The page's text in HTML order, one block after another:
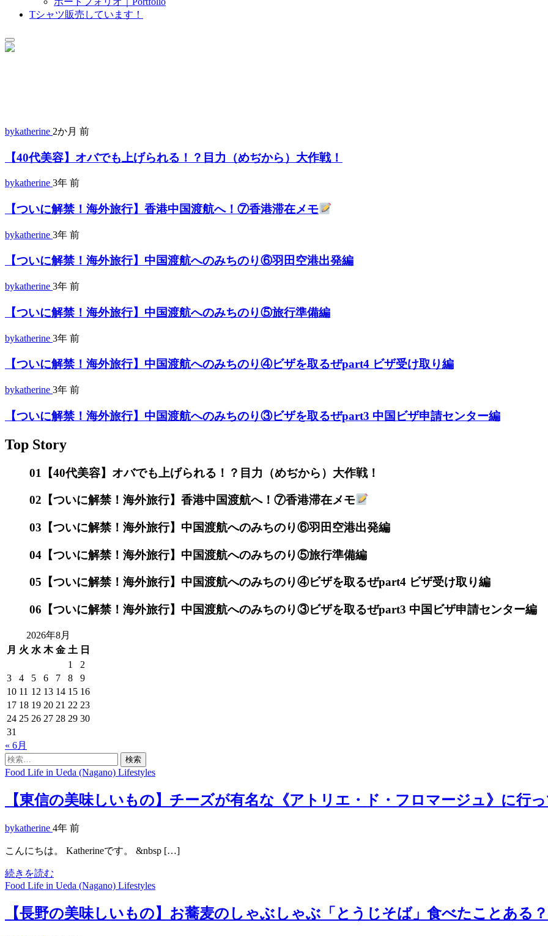
sub
menu
Tシャツ販売しています！
bykatherine 2か月 前
【40代美容】オバでも上げられる！？目力（めぢから）大作戦！
bykatherine 3年 前
【ついに解禁！海外旅行】香港中国渡航へ！⑦香港滞在メモ
bykatherine 3年 前
【ついに解禁！海外旅行】中国渡航へのみちのり⑥羽田空港出発編
bykatherine 3年 前
【ついに解禁！海外旅行】中国渡航へのみちのり⑤旅行準備編
bykatherine 3年 前
【ついに解禁！海外旅行】中国渡航へのみちのり④ビザを取るぜpart4 ビザ受け取り編
bykatherine 3年 前
【ついに解禁！海外旅行】中国渡航へのみちのり③ビザを取るぜpart3 中国ビザ申請センター編
Top Story
01 【40代美容】オバでも上げられる！？目力（めぢから）大作戦！
02 【ついに解禁！海外旅行】香港中国渡航へ！⑦香港滞在メモ
03 【ついに解禁！海外旅行】中国渡航へのみちのり⑥羽田空港出発編
04 【ついに解禁！海外旅行】中国渡航へのみちのり⑤旅行準備編
05 【ついに解禁！海外旅行】中国渡航へのみちのり④ビザを取るぜpart4 ビザ受け取り編
06 【ついに解禁！海外旅行】中国渡航へのみちのり③ビザを取るぜpart3 中国ビザ申請センター編
2026年8月
月 火 水 木 金 土 日
1
2
3
4 5 6 7 8
9
10 11 12 13 14 15 16
17 18 19 20 21 22 23
24 25 26 27 28 29 30
31
« 6月
検
索:
Food Life in Ueda (Nagano) Lifestyles
【東信の美味しいもの】チーズが有名な《アトリエ・ド・フロマージュ》に行
bykatherine 4年 前
こんにちは。 Katherineです。 &nbsp […]
続きを読む
Food Life in Ueda (Nagano) Lifestyles
【長野の美味しいもの】お蕎麦のしゃぶしゃぶ「とうじそば」食べたことある？